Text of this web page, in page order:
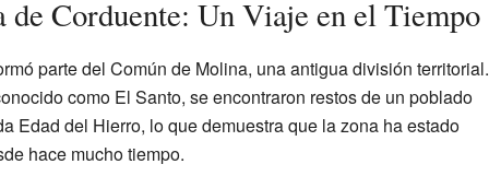
Corduente: Un Viaje en el Tiempo
parte del Común de Molina, una antigua división territorial.
como El Santo, se encontraron restos de un poblado
Edad del Hierro, lo que demuestra que la zona ha estado
hace mucho tiempo.